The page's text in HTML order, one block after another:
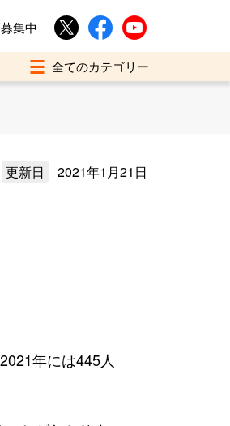
集中
更新日 2021年1月21日
年には445人